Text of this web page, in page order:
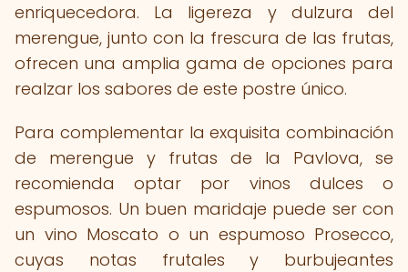
enriquecedora. La ligereza y dulzura del
merengue, junto con la frescura de las frutas,
ofrecen una amplia gama de opciones para
realzar los sabores de este postre único.
Para complementar la exquisita combinación
de merengue y frutas de la Pavlova, se
recomienda optar por vinos dulces o
espumosos. Un buen maridaje puede ser con
un vino Moscato o un espumoso Prosecco,
cuyas notas frutales y burbujeantes